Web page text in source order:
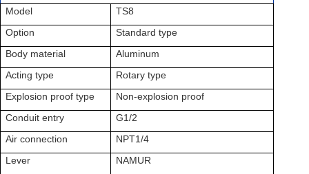
Model
TS8
Option
Standard type
Body material
Aluminum
Acting type
Rotary type
Explosion proof type
Non-explosion proof
Conduit entry
G1/2
Air connection
NPT1/4
Lever
NAMUR